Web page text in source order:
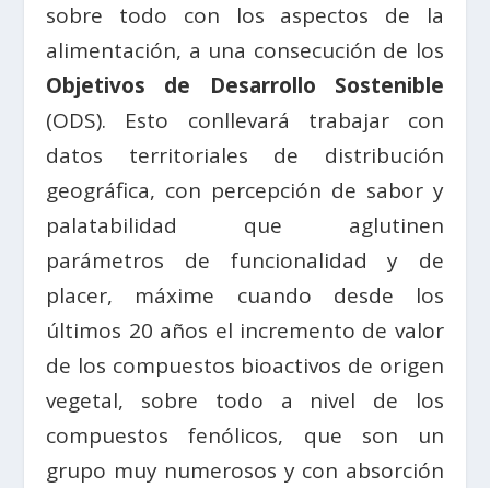
sobre todo con los aspectos de la
alimentación, a una consecución de los
Objetivos de Desarrollo Sostenible
(ODS). Esto conllevará trabajar con
datos territoriales de distribución
geográfica, con percepción de sabor y
palatabilidad que aglutinen
parámetros de funcionalidad y de
placer, máxime cuando desde los
últimos 20 años el incremento de valor
de los compuestos bioactivos de origen
vegetal, sobre todo a nivel de los
compuestos fenólicos, que son un
grupo muy numerosos y con absorción